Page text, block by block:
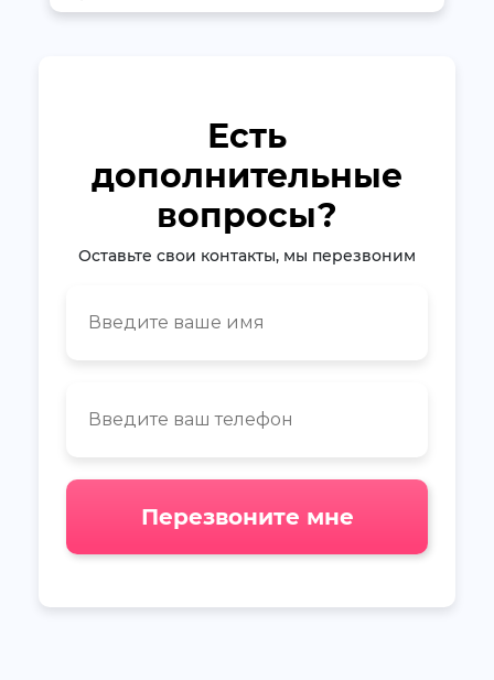
Есть
дополнительные
вопросы?
Оставьте свои контакты, мы перезвоним
Перезвоните мне